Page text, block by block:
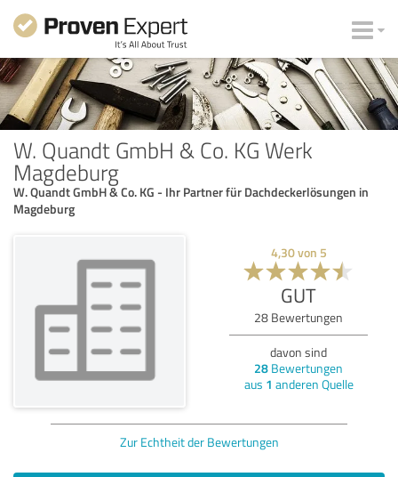
W. Quandt GmbH & Co. KG Werk
Magdeburg
W. Quandt GmbH & Co. KG - Ihr Partner für Dachdeckerlösungen in
Magdeburg
4,30von 5
GUT
28 Bewertungen
davon sind
28 Bewertungen
aus 1 anderen Quelle
Zur Echtheit der Bewertungen